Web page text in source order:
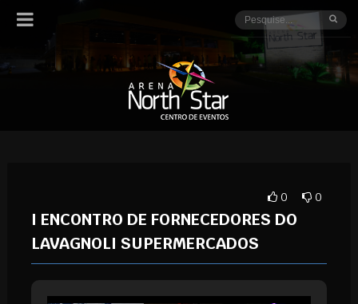
0 0
I ENCONTRO DE FORNECEDORES DO
LAVAGNOLI SUPERMERCADOS